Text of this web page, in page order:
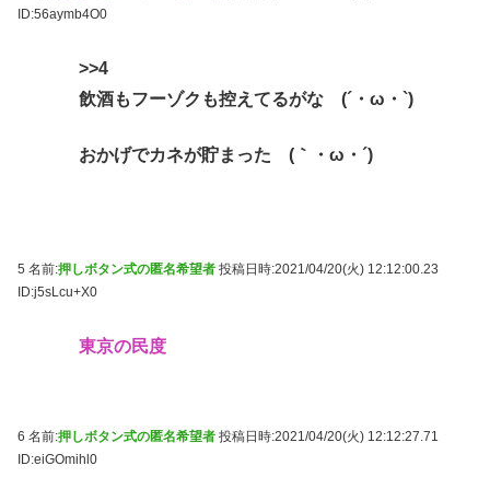
ID:56aymb4O0
>>4
飲酒もフーゾクも控えてるがな (´・ω・`)
おかげでカネが貯まった (｀・ω・´)
5 名前:押しボタン式の匿名希望者 投稿日時:2021/04/20(火) 12:12:00.23
ID:j5sLcu+X0
東京の民度
6 名前:押しボタン式の匿名希望者 投稿日時:2021/04/20(火) 12:12:27.71
ID:eiGOmihl0